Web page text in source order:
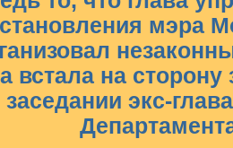
мэра
встала на
заседании экс-